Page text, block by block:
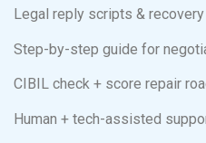
Legal reply scripts &
Step-by-step guide for
CIBIL check + score repair
Human + tech-assisted